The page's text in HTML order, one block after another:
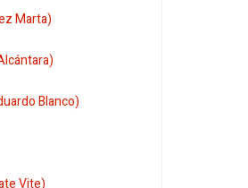
Marta)
Blanco)
Vite)